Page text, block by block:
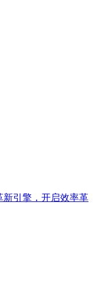
新引擎，开启效率革